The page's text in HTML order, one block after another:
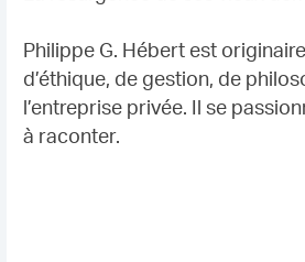
Philippe G. Hébert est
d’éthique, de gestion, de
l’entreprise privée. Il se
à raconter.